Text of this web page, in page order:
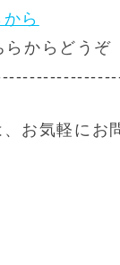
ら
らからどうぞ
お気軽にお